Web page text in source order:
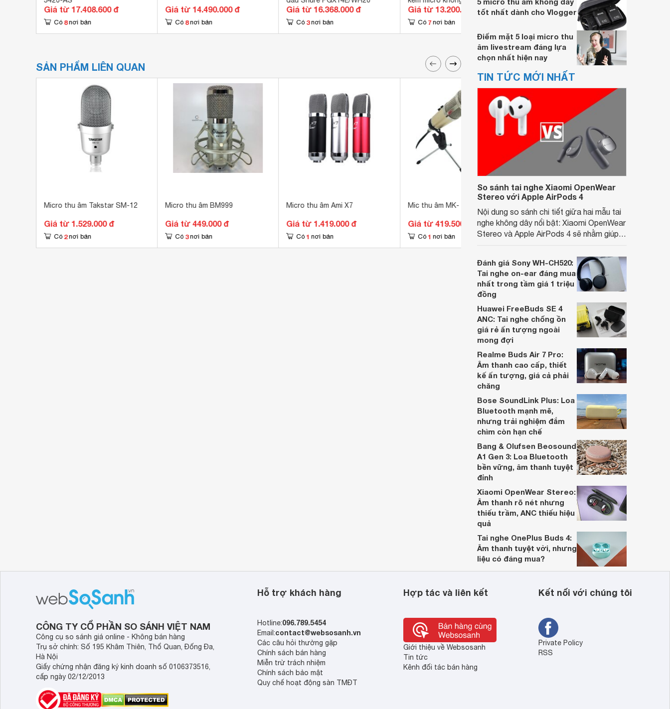
Giá từ 17.408.600 đ
Có 8 nơi bán
Giá từ 14.490.000 đ
Có 8 nơi bán
Giá từ 16.368.000 đ
Có 3 nơi bán
Shure GLXD24/SM58
Giá từ 13.200.000 đ
Có 7 nơi bán
Giá từ 13.750.000 đ
SẢN PHẨM LIÊN QUAN
Micro thu âm Takstar SM-12
Giá từ 1.529.000 đ
Có 2 nơi bán
Micro thu âm BM999
Giá từ 449.000 đ
Có 3 nơi bán
Micro thu âm Ami X7
Giá từ 1.419.000 đ
Có 1 nơi bán
Mic thu âm MK- F500TL
Giá từ 419.500 đ
Có 1 nơi bán
Giá từ 939.400 đ
Có 4 nơi bán
tốt nhất dành cho Vlogger
Điểm mặt 5 loại micro thu
âm livestream đáng lựa
chọn nhất hiện nay
TIN TỨC MỚI NHẤT
So sánh tai nghe Xiaomi OpenWear
Stereo với Apple AirPods 4
Nội dung so sánh chi tiết giữa hai mẫu tai
nghe không dây nổi bật: Xiaomi OpenWear
Stereo và Apple AirPods 4 sẽ nhằm giúp
dựa trên nhu cầu và sở thích cá nhân. Cả
hai đều là sản phẩm chất lượng cao,
nhưng hướng tới đối tượng khách hàng
khác nhau.
Đánh giá Sony WH-CH520:
Tai nghe on-ear đáng mua
nhất trong tầm giá 1 triệu
đồng
Huawei FreeBuds SE 4
ANC: Tai nghe chống ồn
giá rẻ ấn tượng ngoài
mong đợi
Realme Buds Air 7 Pro:
Âm thanh cao cấp, thiết
kế ấn tượng, giá cả phải
chăng
Bose SoundLink Plus: Loa
Bluetooth mạnh mẽ,
nhưng trải nghiệm đắm
chìm còn hạn chế
Bang & Olufsen Beosound
A1 Gen 3: Loa Bluetooth
bền vững, âm thanh tuyệt
đỉnh
Xiaomi OpenWear Stereo:
Âm thanh rõ nét nhưng
thiếu trầm, ANC thiếu hiệu
quả
Tai nghe OnePlus Buds 4:
Âm thanh tuyệt vời, nhưng
liệu có đáng mua?
CÔNG TY CỔ PHẦN SO SÁNH VIỆT NAM
Công cụ so sánh giá online - Không bán hàng
Trụ sở chính: Số 195 Khâm Thiên, Thổ Quan, Đống Đa,
Hà Nội
Giấy chứng nhận đăng ký kinh doanh số 0106373516,
cấp ngày 02/12/2013
Hỗ trợ khách hàng
Hotline:096.789.5454
Email:contact@websosanh.vn
Các câu hỏi thường gặp
Chính sách bán hàng
Miễn trừ trách nhiệm
Chính sách bảo mật
Quy chế hoạt động sàn TMĐT
Hợp tác và liên kết
Giới thiệu về Websosanh
Tin tức
Kênh đối tác bán hàng
Kết nối với chúng tôi
Private Policy
RSS